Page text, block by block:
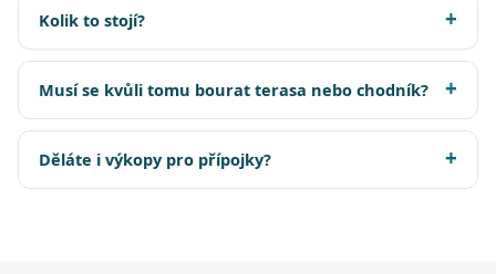
Kolik to stojí?
Musí se kvůli tomu bourat terasa nebo chodník?
Děláte i výkopy pro přípojky?